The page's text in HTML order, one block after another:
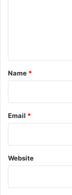
*
Name *
Email *
Website